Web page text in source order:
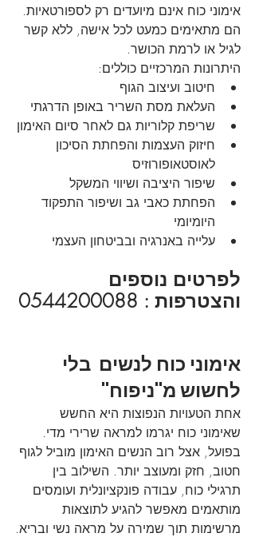
אימוני כוח אינם מיועדים רק לספורטאיות.
הם מתאימים כמעט לכל אישה, ללא קשר
לגיל או לרמת הכושר.
היתרונות המרכזיים כוללים:
חיטוב ועיצוב הגוף
העלאת מסת השריר באופן הדרגתי
שריפת קלוריות גם לאחר סיום האימון
חיזוק העצמות והפחתת הסיכון
לאוסטאופורוזיס
שיפור היציבה ושיווי המשקל
הפחתת כאבי גב ושיפור התפקוד
היומיומי
עלייה באנרגיה ובביטחון העצמי
לפרטים נוספים
והצטרפות : 0544200088
אימוני כוח לנשים  בלי
לחשוש מ"ניפוח"
אחת הטעויות הנפוצות היא החשש
שאימוני כוח יגרמו למראה שרירי מדי.
בפועל, אצל רוב הנשים האימון מוביל לגוף
חטוב, חזק ומעוצב יותר. השילוב בין
תרגילי כוח, עבודה פונקציונלית ועומסים
מותאמים מאפשר להגיע לתוצאות
מרשימות תוך שמירה על מראה נשי ובריא.